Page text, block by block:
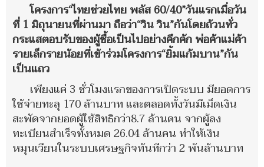
โครงการ“ไทยช่วยไทย พลัส 60/40”วันแรกเมื่อวัน
ที่ 1 มิถุนายนที่ผ่านมา ถือว่า“วิน วิน”กันโดยถ้วนทั่ว
กระแสตอบรับของผู้ซื้อเป็นไปอย่างคึกคัก พ่อค้าแม่ค้า
รายเล็กรายน้อยที่เข้าร่วมโครงการ“ยิ้มแก้มบาน”กัน
เป็นแถว
เพียงแค่ 3 ชั่วโมงแรกของการเปิดระบบ มียอดการ
ใช้จ่ายทะลุ 170 ล้านบาท และตลอดทั้งวันมีเม็ดเงิน
สะพัดจากยอดผู้ใช้สิทธิกว่า8.7 ล้านคน จากผู้ลง
ทะเบียนสำเร็จทั้งหมด 26.04 ล้านคน ทำให้เงิน
หมุนเวียนในระบบเศรษฐกิจทันทีกว่า 2 พันล้านบาท